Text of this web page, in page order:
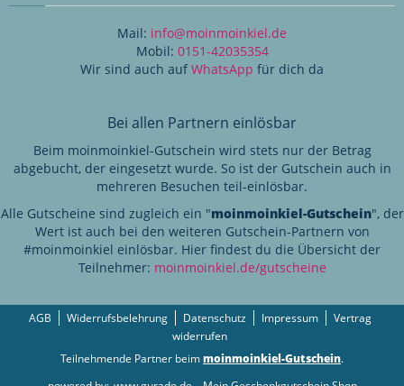
Mail: info@moinmoinkiel.de
Mobil: 0151-42035354
Wir sind auch auf WhatsApp für dich da
Bei allen Partnern einlösbar
Beim moinmoinkiel-Gutschein wird stets nur der Betrag
abgebucht, der eingesetzt wurde. So ist der Gutschein auch in
mehreren Besuchen teil-einlösbar.
Alle Gutscheine sind zugleich ein "moinmoinkiel-Gutschein", der
Wert ist auch bei den weiteren Gutschein-Partnern von
#moinmoinkiel einlösbar. Hier findest du die Übersicht der
Teilnehmer: moinmoinkiel.de/gutscheine
AGB Widerrufsbelehrung Datenschutz Impressum
Vertrag
widerrufen
Teilnehmende Partner beimmoinmoinkiel-Gutschein.